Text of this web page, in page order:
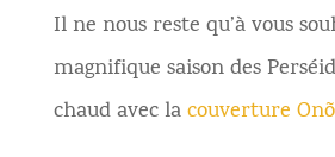
Il ne nous reste qu’à vous
magnifique saison des
chaud avec lacouverture Onõ